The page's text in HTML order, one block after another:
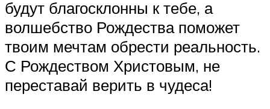
будут благосклонны к тебе, а
волшебство Рождества поможет
твоим мечтам обрести реальность.
С Рождеством Христовым, не
переставай верить в чудеса!